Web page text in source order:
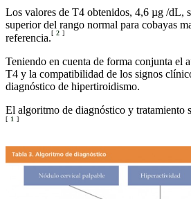
Los valores de T4 obtenidos, 4,6 µg /dL,
superior del rango normal para cobayas
referencia.[ 2 ]
Teniendo en cuenta de forma conjunta el
T4 y la compatibilidad de los signos
diagnóstico de hipertiroidismo.
El algoritmo de diagnóstico y tratamiento
[ 1 ]